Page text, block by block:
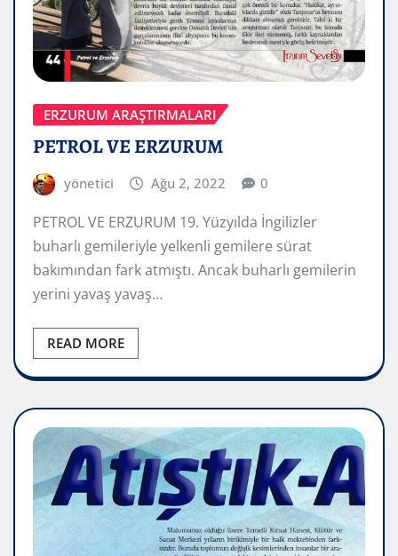
ERZURUM ARAŞTIRMALARI
PETROL VE ERZURUM
yönetici Ağu 2, 2022 0
PETROL VE ERZURUM 19. Yüzyılda İngilizler
buharlı gemileriyle yelkenli gemilere sürat
bakımından fark atmıştı. Ancak buharlı gemilerin
yerini yavaş yavaş…
READ MORE